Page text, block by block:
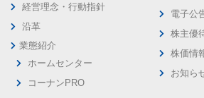
経営理念・行動指針
沿革
業態紹介
ホームセンター
コーナンPRO
電子公
株主優
株価情
お知ら